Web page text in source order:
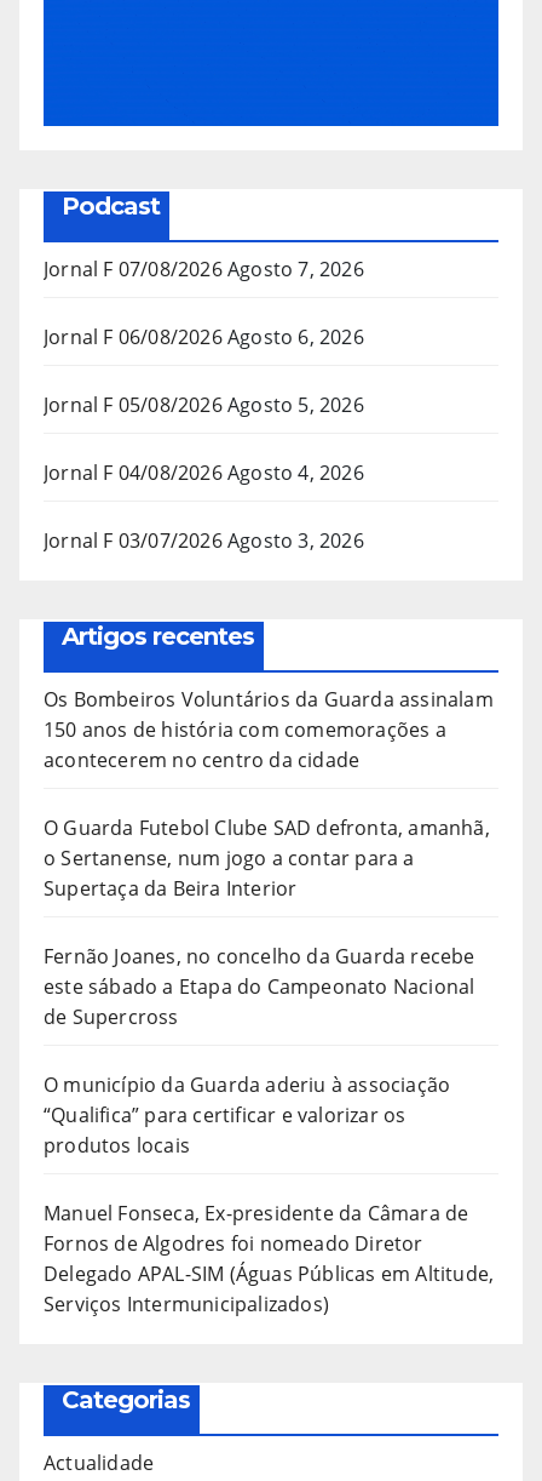
Podcast
Jornal F 07/08/2026Agosto 7, 2026
Jornal F 06/08/2026Agosto 6, 2026
Jornal F 05/08/2026Agosto 5, 2026
Jornal F 04/08/2026Agosto 4, 2026
Jornal F 03/07/2026Agosto 3, 2026
Artigos recentes
Os Bombeiros Voluntários da Guarda assinalam
150 anos de história com comemorações a
acontecerem no centro da cidade
O Guarda Futebol Clube SAD defronta, amanhã,
o Sertanense, num jogo a contar para a
Supertaça da Beira Interior
Fernão Joanes, no concelho da Guarda recebe
este sábado a Etapa do Campeonato Nacional
de Supercross
O município da Guarda aderiu à associação
“Qualifica” para certificar e valorizar os
produtos locais
Manuel Fonseca, Ex-presidente da Câmara de
Fornos de Algodres foi nomeado Diretor
Delegado APAL-SIM (Águas Públicas em Altitude,
Serviços Intermunicipalizados)
Categorias
Actualidade